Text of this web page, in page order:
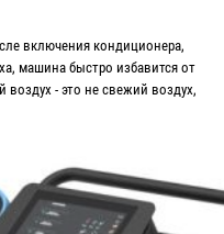
включения кондиционера,
машина быстро избавится от
- это не свежий воздух,